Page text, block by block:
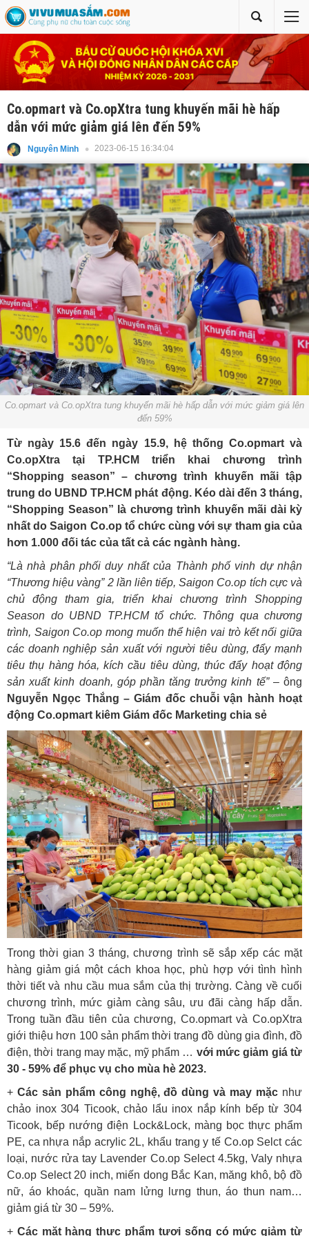
Co.opmart và Co.opXtra tung khuyến mãi hè hấp
dẫn với mức giảm giá lên đến 59%
Nguyên Minh 2023-06-15 16:34:04
Co.opmart và Co.opXtra tung khuyến mãi hè hấp dẫn với mức giảm giá lên
đến 59%
Từ ngày 15.6 đến ngày 15.9, hệ thống Co.opmart và
Co.opXtra tại TP.HCM triển khai chương trình
“Shopping season” – chương trình khuyến mãi tập
trung do UBND TP.HCM phát động. Kéo dài đến 3 tháng,
“Shopping Season” là chương trình khuyến mãi dài kỳ
nhất do Saigon Co.op tổ chức cùng với sự tham gia của
hơn 1.000 đối tác của tất cả các ngành hàng.
“Là nhà phân phối duy nhất của Thành phố vinh dự nhận
“Thương hiệu vàng” 2 lần liên tiếp, Saigon Co.op tích cực và
chủ động tham gia, triển khai chương trình Shopping
Season do UBND TP.HCM tổ chức. Thông qua chương
trình, Saigon Co.op mong muốn thể hiện vai trò kết nối giữa
các doanh nghiệp sản xuất với người tiêu dùng, đẩy mạnh
tiêu thụ hàng hóa, kích cầu tiêu dùng, thúc đẩy hoạt động
sản xuất kinh doanh, góp phần tăng trưởng kinh tế”– ông
Nguyễn Ngọc Thắng – Giám đốc chuỗi vận hành hoạt
động Co.opmart kiêm Giám đốc Marketing chia sẻ
Trong thời gian 3 tháng, chương trình sẽ sắp xếp các mặt
hàng giảm giá một cách khoa học, phù hợp với tình hình
thời tiết và nhu cầu mua sắm của thị trường. Càng về cuối
chương trình, mức giảm càng sâu, ưu đãi càng hấp dẫn.
Trong tuần đầu tiên của chương, Co.opmart và Co.opXtra
giới thiệu hơn 100 sản phẩm thời trang đồ dùng gia đình, đồ
điện, thời trang may mặc, mỹ phẩm … với mức giảm giá từ
30 - 59% để phục vụ cho mùa hè 2023.
+ Các sản phẩm công nghệ, đồ dùng và may mặc như
chảo inox 304 Ticook, chảo lẩu inox nắp kính bếp từ 304
Ticook, bếp nướng điện Lock&Lock, màng bọc thực phẩm
PE, ca nhựa nắp acrylic 2L, khẩu trang y tế Co.op Selct các
loại, nước rửa tay Lavender Co.op Select 4.5kg, Valy nhựa
Co.op Select 20 inch, miến dong Bắc Kan, măng khô, bộ đồ
nữ, áo khoác, quần nam lửng lưng thun, áo thun nam…
giảm giá từ 30 – 59%.
+ Các mặt hàng thực phẩm tươi sống có mức giảm từ